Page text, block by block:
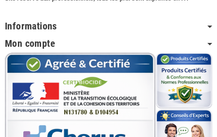
Informations
Mon compte